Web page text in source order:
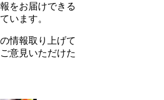
をお届けできる
います。
情報取り上げて
意見いただけた